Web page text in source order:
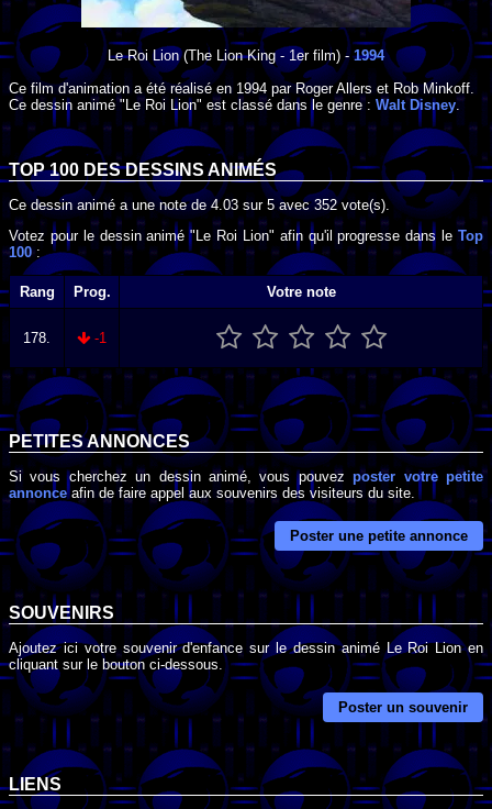
Le Roi Lion(The Lion King - 1er film) -1994
Ce film d'animation a été réalisé en 1994 parRoger Allers et Rob Minkoff
Ce dessin animé "Le Roi Lion" est classé dans le genre : Walt Disney .
TOP 100 DESDESSINS ANIMÉS
Ce dessin animé a une note de 4.03 sur 5avec352vote(s).
Votez pour le dessin animé "Le Roi Lion" afin qu'il progresse dans le Top
100:
Rang Prog. Votre note
178. -1
PETITES ANNONCES
Si vous cherchez un dessin animé, vous pouvezposter votre petite
annonceafin de faire appel aux souvenirs des visiteurs du site.
Poster une petite annonce
SOUVENIRS
Ajoutez ici votre souvenir d'enfance sur le dessin animé Le Roi Lion en
cliquant sur le bouton ci-dessous.
Poster un souvenir
LIENS